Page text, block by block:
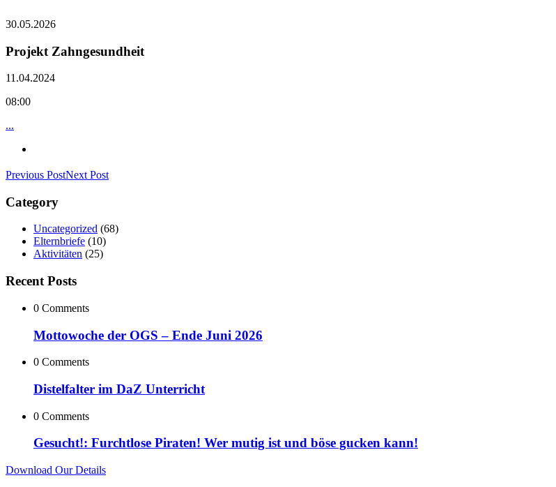
30.05.2026
Projekt Zahngesundheit
11.04.2024
08:00
...
Previous PostNext Post
Category
Uncategorized (68)
Elternbriefe (10)
Aktivitäten (25)
Recent Posts
0 Comments
Mottowoche der OGS – Ende Juni 2026
0 Comments
Distelfalter im DaZ Unterricht
0 Comments
Gesucht!: Furchtlose Piraten! Wer mutig ist und böse gucken kann!
Download Our Details